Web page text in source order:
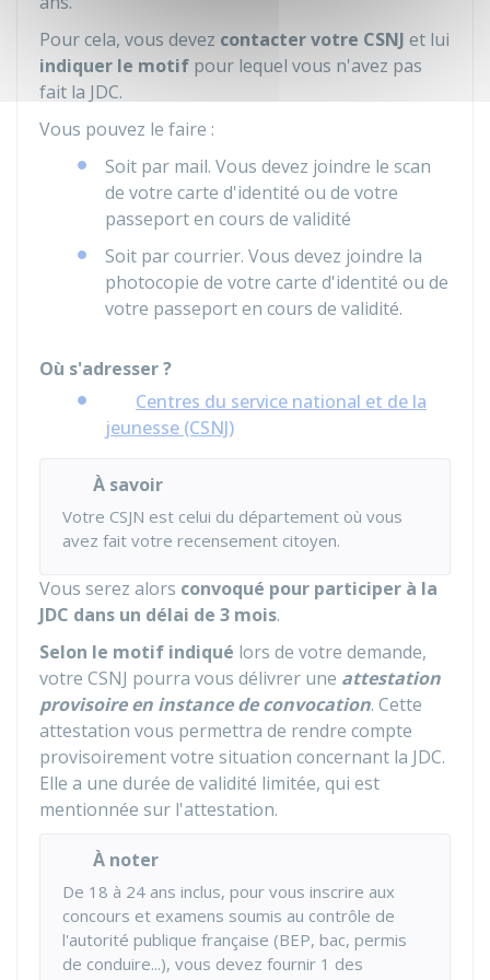
Pour cela, vous devez contacter votre CSNJ et lui
indiquer le motif pour lequel vous n'avez pas
fait la JDC.
Vous pouvez le faire :
Soit par mail. Vous devez joindre le scan
de votre carte d'identité ou de votre
passeport en cours de validité
Soit par courrier. Vous devez joindre la
photocopie de votre carte d'identité ou de
votre passeport en cours de validité.
Où s'adresser ?
Centres du service national et de la
jeunesse (CSNJ)
À savoir
Votre CSJN est celui du département où vous
avez fait votre recensement citoyen.
Vous serez alors convoqué pour participer à la
JDC dans un délai de 3 mois.
Selon le motif indiqué lors de votre demande,
votre CSNJ pourra vous délivrer une attestation
provisoire en instance de convocation. Cette
attestation vous permettra de rendre compte
provisoirement votre situation concernant la JDC.
Elle a une durée de validité limitée, qui est
mentionnée sur l'attestation.
À noter
De 18 à 24 ans inclus, pour vous inscrire aux
concours et examens soumis au contrôle de
l'autorité publique française (BEP, bac, permis
de conduire...), vous devez fournir 1 des